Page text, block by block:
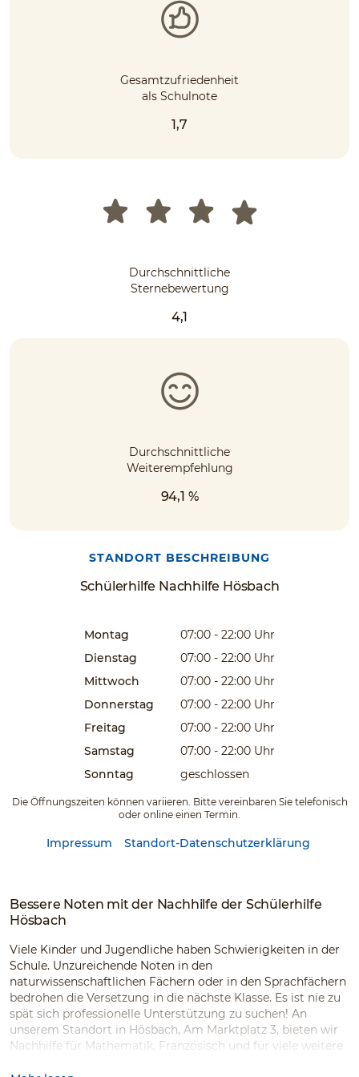
Gesamtzufriedenheit
als Schulnote
1,7
Durchschnittliche
Sternebewertung
4,1
Durchschnittliche
Weiterempfehlung
94,1 %
Schülerhilfe Nachhilfe Hösbach
STANDORT BESCHREIBUNG
Montag 07:00 - 22:00 Uhr
Dienstag
07:00 - 22:00 Uhr
Mittwoch
07:00 - 22:00 Uhr
Donnerstag
07:00 - 22:00 Uhr
Freitag
07:00 - 22:00 Uhr
Samstag
07:00 - 22:00 Uhr
Sonntag
geschlossen
Die Öffnungszeiten können variieren. Bitte vereinbaren Sie telefonisch
oder online einen Termin.
Impressum Standort-Datenschutzerklärung
Bessere Noten mit der Nachhilfe der Schülerhilfe
Hösbach
Viele Kinder und Jugendliche haben Schwierigkeiten in der
Schule. Unzureichende Noten in den
naturwissenschaftlichen Fächern oder in den Sprachfächern
bedrohen die Versetzung in die nächste Klasse. Es ist nie zu
spät sich professionelle Unterstützung zu suchen! An
unserem Standort in Hösbach, Am Marktplatz 3, bieten wir
Nachhilfe für Mathematik, Französisch und für viele weitere